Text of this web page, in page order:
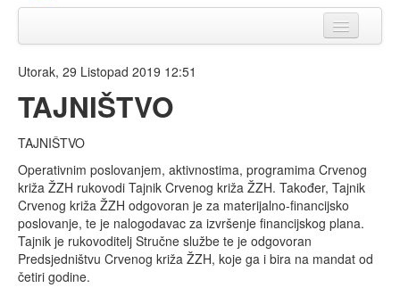
Kalendar akcija DDK
Novosti
Galerija
Kontakt
Utorak, 29 Listopad 2019 12:51
TAJNIŠTVO
TAJNIŠTVO
Operativnim poslovanjem, aktivnostima, programima Crvenog
križa ŽZH rukovodi Tajnik Crvenog križa ŽZH. Također, Tajnik
Crvenog križa ŽZH odgovoran je za materijalno-financijsko
poslovanje, te je nalogodavac za izvršenje financijskog plana.
Tajnik je rukovoditelj Stručne službe te je odgovoran
Predsjedništvu Crvenog križa ŽZH, koje ga i bira na mandat od
četiri godine.